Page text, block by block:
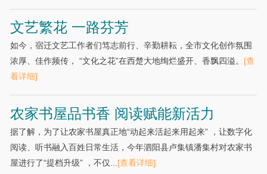
文艺繁花 一路芬芳
如今，宿迁文艺工作者们笃志前行、辛勤耕耘，全市文化创作氛围
浓厚、佳作频传， “文化之花”在西楚大地绚烂盛开、香飘四溢。 [查
看详细]
农家书屋品书香 阅读赋能新活力
据了解，为了让农家书屋真正地“动起来活起来用起来” ，让数字化
阅读、听书融入百姓日常生活，今年泗阳县卢集镇潘集村对农家书
屋进行了“提档升级” ，不仅...[查看详细]